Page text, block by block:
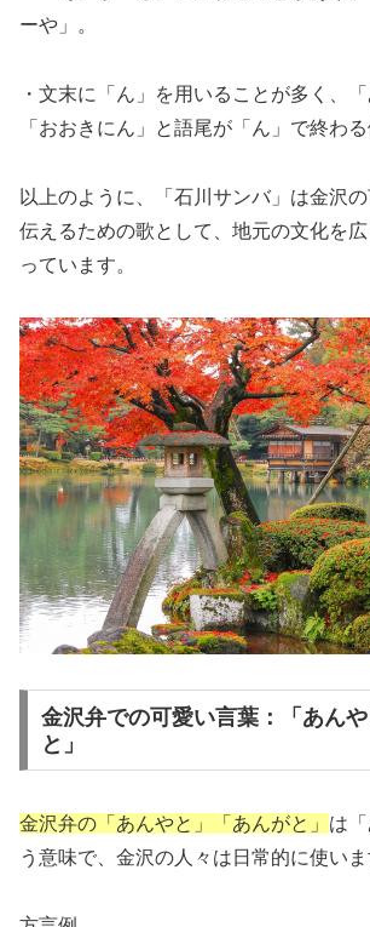
ーや」。
・文末に「ん」を用いることが多く、
「おおきにん」と語尾が「ん」で終わ
以上のように、「石川サンバ」は金沢
伝えるための歌として、地元の文化を
っています。
金沢弁での可愛い言葉：「あん
と」
金沢弁の「あんやと」「あんがと」 は
う意味で、金沢の人々は日常的に使いま